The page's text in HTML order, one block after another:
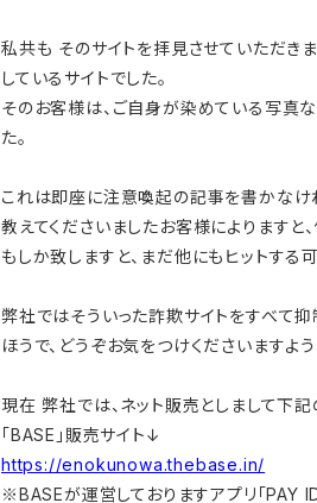
私共も そのサイトを拝見させていただき
しているサイトでした。
そのお客様は、ご自身が染めている写真
た。
これは即座に注意喚起の記事を書かなけ
教えてくださいましたお客様によりますと
もしか致しますと、まだ他にもヒットする
弊社ではそういった詐欺サイトをすべて
ほうで、どうぞお気をつけくださいますよう
現在 弊社では、ネット販売としまして下記
「BASE」販売サイト↓
https://enokunowa.thebase.in/
※BASEが運営しておりますアプリ「PAY ID